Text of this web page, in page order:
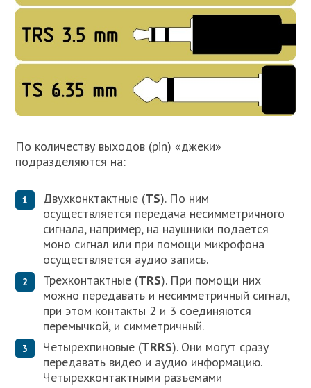
По количеству выходов (pin) «джеки»
подразделяются на:
Двухконктактные (TS). По ним
осуществляется передача несимметричного
сигнала, например, на наушники подается
моно сигнал или при помощи микрофона
осуществляется аудио запись.
Трехконтактные (TRS). При помощи них
можно передавать и несимметричный сигнал,
при этом контакты 2 и 3 соединяются
перемычкой, и симметричный.
Четырехпиновые (TRRS). Они могут сразу
передавать видео и аудио информацию.
Четырехконтактными разъемами